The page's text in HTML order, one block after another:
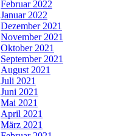
Februar 2022
Januar 2022
Dezember 2021
November 2021
Oktober 2021
September 2021
August 2021
Juli 2021
Juni 2021
Mai 2021
April 2021
März 2021